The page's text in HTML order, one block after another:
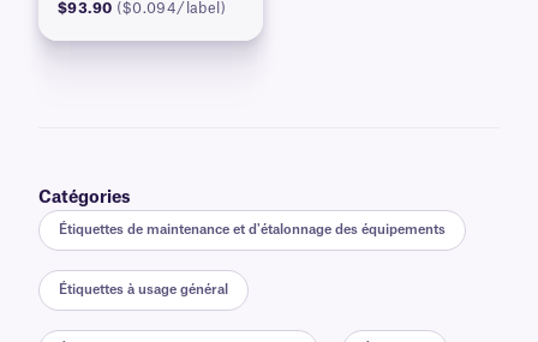
$93.90 ($0.094/label)
Catégories
Étiquettes de maintenance et d'étalonnage des équipements
Étiquettes à usage général